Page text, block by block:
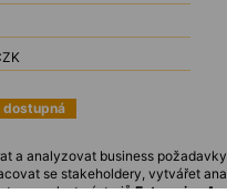
dostupná
a analyzovat business
se stakeholdery, vytvářet